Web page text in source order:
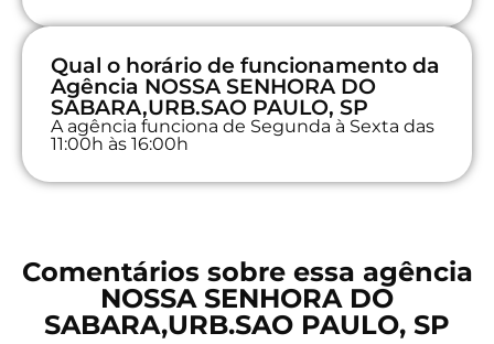
Qual o horário de funcionamento da
Agência NOSSA SENHORA DO
SABARA,URB.SAO PAULO, SP
A agência funciona de Segunda à Sexta das
11:00h às 16:00h
Comentários sobre essa agência
NOSSA SENHORA DO
SABARA,URB.SAO PAULO, SP